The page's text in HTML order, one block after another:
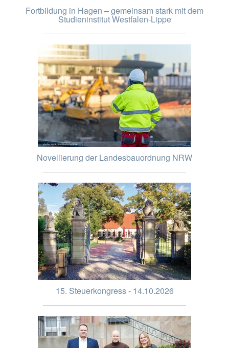
Fortbildung in Hagen – gemeinsam stark mit dem
Studieninstitut Westfalen-Lippe
Novellierung der Landesbauordnung NRW
15. Steuerkongress - 14.10.2026